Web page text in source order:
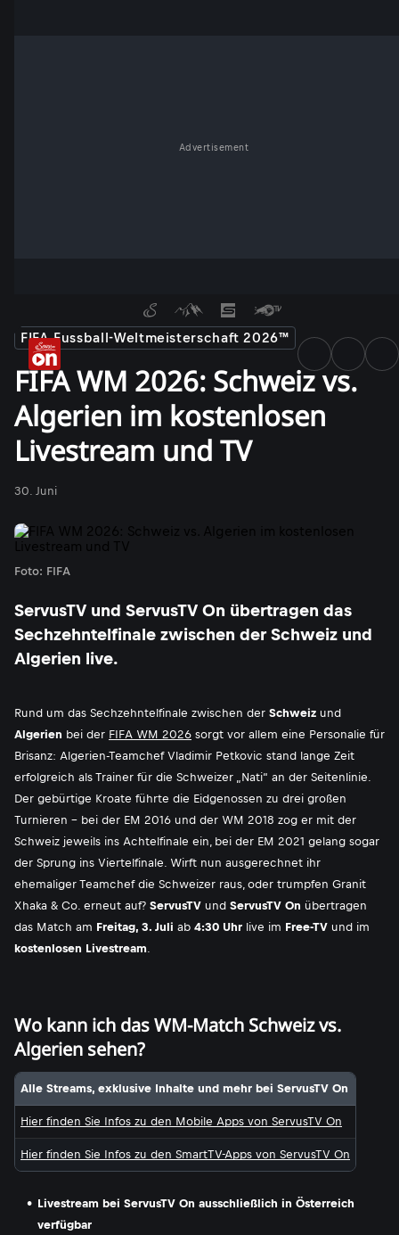
Advertisement
FIFA Fussball-Weltmeisterschaft 2026™
FIFA WM 2026: Schweiz vs.
Algerien im kostenlosen
Livestream und TV
30. Juni
Foto: FIFA
ServusTV und ServusTV On übertragen das
Sechzehntelfinale zwischen der Schweiz und
Algerien live.
Rund um das Sechzehntelfinale zwischen der Schweiz und
Algerien bei der FIFA WM 2026 sorgt vor allem eine Personalie für
Brisanz: Algerien-Teamchef Vladimir Petkovic stand lange Zeit
erfolgreich als Trainer für die Schweizer „Nati“ an der Seitenlinie.
Der gebürtige Kroate führte die Eidgenossen zu drei großen
Turnieren - bei der EM 2016 und der WM 2018 zog er mit der
Schweiz jeweils ins Achtelfinale ein, bei der EM 2021 gelang sogar
der Sprung ins Viertelfinale. Wirft nun ausgerechnet ihr
ehemaliger Teamchef die Schweizer raus, oder trumpfen Granit
Xhaka & Co. erneut auf? ServusTV und ServusTV On übertragen
das Match am Freitag, 3. Juli ab 4:30 Uhr live im Free-TV und im
kostenlosen Livestream.
Wo kann ich das WM-Match Schweiz vs.
Algerien sehen?
Alle Streams, exklusive Inhalte und mehr bei ServusTV On
Hier finden Sie Infos zu den Mobile Apps von ServusTV On
Hier finden Sie Infos zu den SmartTV-Apps von ServusTV On
Livestream bei ServusTV On ausschließlich in Österreich
verfügbar